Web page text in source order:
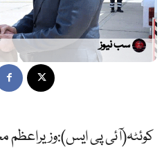
سب نیوز
کوئٹہ(آئی پی